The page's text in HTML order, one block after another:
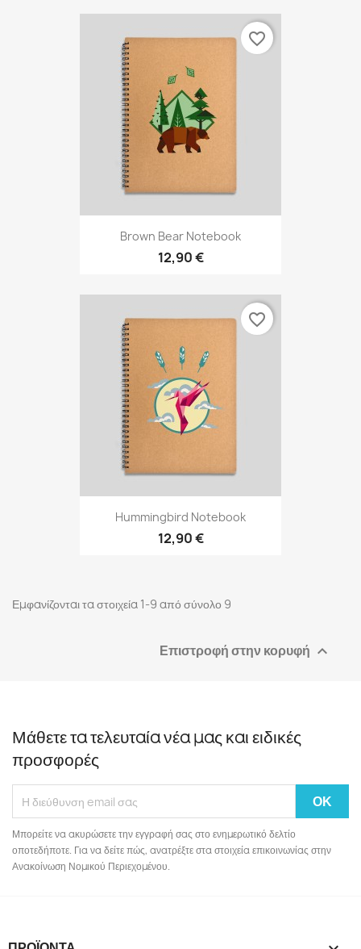
Brown Bear Notebook
12,90 €
favorite_border
Hummingbird Notebook
12,90 €
favorite_border
Εμφανίζονται τα στοιχεία 1-9 από σύνολο 9
Επιστροφή στην κορυφή 
Μάθετε τα τελευταία νέα μας και ειδικές
προσφορές
Μπορείτε να ακυρώσετε την εγγραφή σας στο ενημερωτικό δελτίο
οποτεδήποτε. Για να δείτε πώς, ανατρέξτε στα στοιχεία επικοινωνίας στην
Ανακοίνωση Νομικού Περιεχομένου.